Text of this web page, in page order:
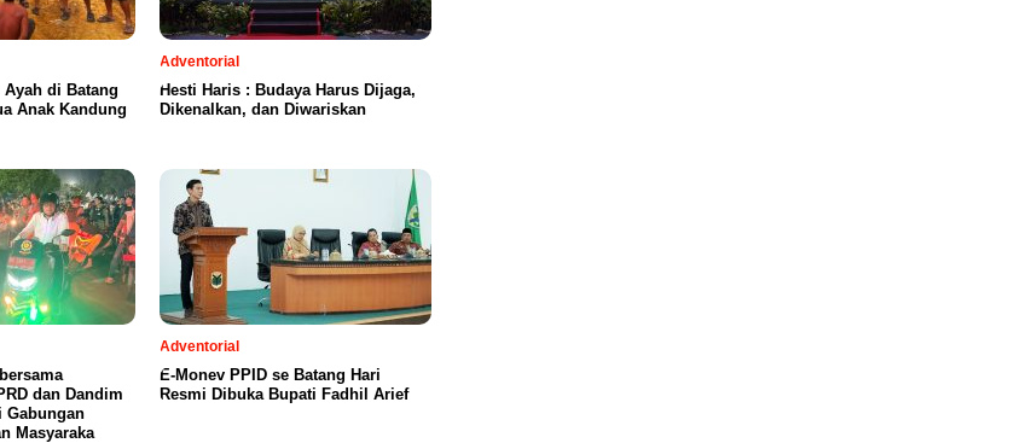
di Batang
Anak Kandung
Adventorial
Hesti Haris : Budaya Harus Dijaga,
Dikenalkan, dan Diwariskan
dan Dandim
Gabungan
Masyaraka
Adventorial
E-Monev PPID se Batang Hari
Resmi Dibuka Bupati Fadhil Arief